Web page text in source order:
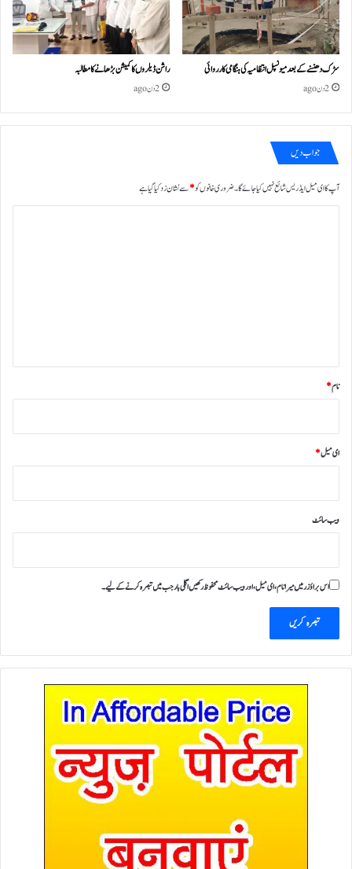
سڑک دھنسنے کے بعد میونسپل انتظامیہ کی ہنگامی کارروائی
2 دن ago
راشن ڈیلروں کا کمیشن بڑھانے کا مطالبہ
2 دن ago
جواب دیں
آپ کا ای میل ایڈریس شائع نہیں کیا جائے گا۔ضروری خانوں کو*سے نشان زد کیا گیا ہے
نام*
ای میل*
ویب‌ سائٹ
اس براؤزر میں میرا نام، ای میل، اور ویب سائٹ محفوظ رکھیں اگلی بار جب میں تبصرہ کرنے کےلیے۔